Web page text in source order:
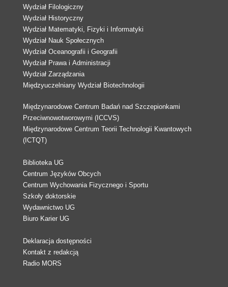
Wydział Filologiczny
Wydział Historyczny
Wydział Matematyki, Fizyki i Informatyki
Wydział Nauk Społecznych
Wydział Oceanografii i Geografii
Wydział Prawa i Administracji
Wydział Zarządzania
Międzyuczelniany Wydział Biotechnologii
Międzynarodowe Centrum Badań nad Szczepionkami
Przeciwnowotworowymi (ICCVS)
Międzynarodowe Centrum Teorii Technologii Kwantowych
(ICTQT)
Biblioteka UG
Centrum Języków Obcych
Centrum Wychowania Fizycznego i Sportu
Szkoły doktorskie
Wydawnictwo UG
Biuro Karier UG
Deklaracja dostępności
Kontakt z redakcją
Radio MORS